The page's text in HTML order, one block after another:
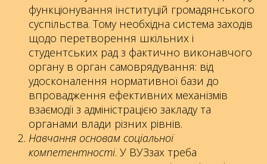
функціонування інституцій громадянського
суспільства. Тому необхідна система заходів
щодо перетворення шкільних і
студентських рад з фактично виконавчого
органу в орган самоврядування: від
удосконалення нормативної бази до
впровадження ефективних механізмів
взаємодії з адміністрацією закладу та
органами влади різних рівнів.
Навчання основам соціальної
компетентності. У ВУЗзах треба